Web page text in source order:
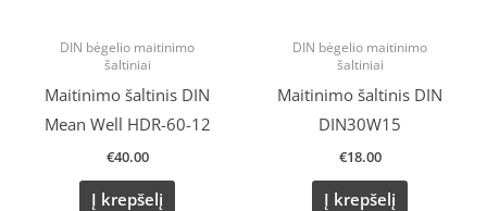
DIN bėgelio maitinimo
šaltiniai
Maitinimo šaltinis DIN
Mean Well HDR-60-12
€40.00
Į krepšelį
DIN bėgelio maitinimo
šaltiniai
Maitinimo šaltinis DIN
DIN30W15
€18.00
Į krepšelį